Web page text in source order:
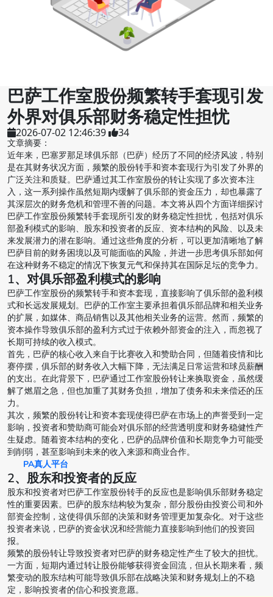
巴萨工作室股份频繁转手套现引发
外界对俱乐部财务稳定性担忧
2026-07-02 12:46:39 34
文章摘要：
近年来，巴塞罗那足球俱乐部（巴萨）经历了不同的经济风波，特别
是在其财务状况方面，频繁的股份转手和资本套现行为引发了外界的
广泛关注和质疑。巴萨通过其工作室股份的转让实现了多次资本注
入，这一系列操作虽然短期内缓解了俱乐部的资金压力，却也暴露了
其深层次的财务危机和管理不善的问题。本文将从四个方面详细探讨
巴萨工作室股份频繁转手套现所引发的财务稳定性担忧，包括对俱乐
部盈利模式的影响、股东和投资者的反应、资本结构的风险、以及未
来发展潜力的潜在影响。通过这些角度的分析，可以更加清晰地了解
巴萨目前的财务困境以及可能面临的风险，并进一步思考俱乐部如何
在这种财务不稳定的情况下恢复元气和保持其在国际足坛的竞争力。
1、对俱乐部盈利模式的影响
巴萨工作室股份的频繁转手和资本套现，直接影响了俱乐部的盈利模
式和长远发展规划。巴萨的工作室主要承担着俱乐部品牌和相关业务
的扩展，如媒体、商品销售以及其他相关业务的运营。然而，频繁的
资本操作导致俱乐部的盈利方式过于依赖外部资金的注入，而忽视了
长期可持续的收入模式。
首先，巴萨的核心收入来自于比赛收入和赞助合同，但随着疫情和比
赛停摆，俱乐部的财务收入大幅下降，无法满足日常运营和球员薪酬
的支出。在此背景下，巴萨通过工作室股份转让来换取资金，虽然缓
解了燃眉之急，但也加重了其财务负担，增加了债务和未来偿还的压
力。
其次，频繁的股份转让和资本套现使得巴萨在市场上的声誉受到一定
影响，投资者和赞助商可能会对俱乐部的经营透明度和财务稳健性产
生疑虑。随着资本结构的变化，巴萨的品牌价值和长期竞争力可能受
到削弱，甚至影响到未来的收入来源和商业合作。
PA真人平台
2、股东和投资者的反应
股东和投资者对巴萨工作室股份转手的反应也是影响俱乐部财务稳定
性的重要因素。巴萨的股东结构较为复杂，部分股份由投资公司和外
部资金控制，这使得俱乐部的决策和财务管理更加复杂化。对于这些
投资者来说，巴萨的资金状况和经营能力直接影响到他们的投资回
报。
频繁的股份转让导致投资者对巴萨的财务稳定性产生了较大的担忧。
一方面，短期内通过转让股份能够获得资金回流，但从长期来看，频
繁变动的股东结构可能导致俱乐部在战略决策和财务规划上的不稳
定，影响投资者的信心和投资意愿。